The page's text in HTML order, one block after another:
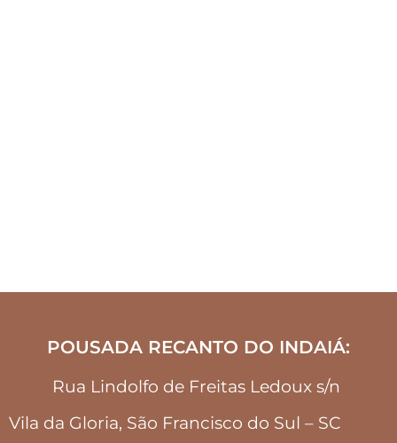
POUSADA RECANTO DO INDAIÁ:
Rua Lindolfo de Freitas Ledoux s/n
Vila da Gloria, São Francisco do Sul – SC